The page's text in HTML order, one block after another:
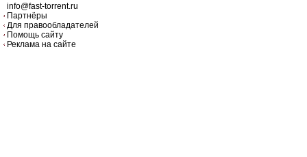
info@fast-torrent.ru
Партнёры
Для правообладателей
Помощь сайту
Реклама на сайте